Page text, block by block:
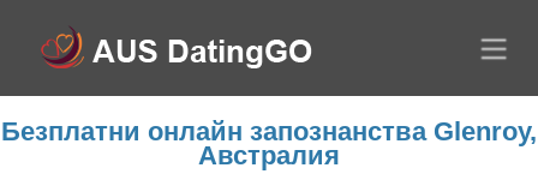
Безплатни онлайн запознанства Glenroy,
Австралия